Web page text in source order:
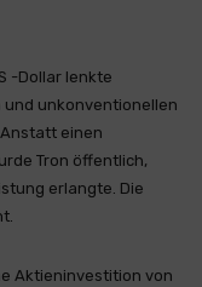
-Dollar lenkte
unkonventionellen
einen
Tron öffentlich,
erlangte. Die
Aktieninvestition von